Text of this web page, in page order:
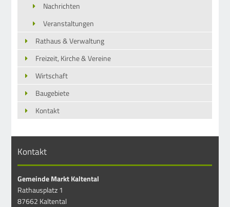
Nachrichten
Veranstaltungen
Rathaus & Verwaltung
Freizeit, Kirche & Vereine
Wirtschaft
Baugebiete
Kontakt
Kontakt
Gemeinde Markt Kaltental
Rathausplatz 1
87662 Kaltental